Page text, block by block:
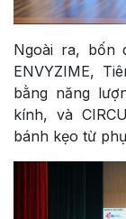
Ngoài ra, bốn
ENVYZIME,
bằng năng
kính, và
bánh kẹo từ